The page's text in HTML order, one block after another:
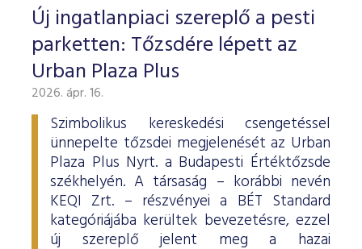
Új ingatlanpiaci szereplő a pesti
parketten: Tőzsdére lépett az
Urban Plaza Plus
2026. ápr. 16.
Szimbolikus kereskedési csengetéssel
ünnepelte tőzsdei megjelenését az Urban
Plaza Plus Nyrt. a Budapesti Értéktőzsde
székhelyén. A társaság – korábbi nevén
KEQI Zrt. – részvényei a BÉT Standard
kategóriájába kerültek bevezetésre, ezzel
új szereplő jelent meg a hazai